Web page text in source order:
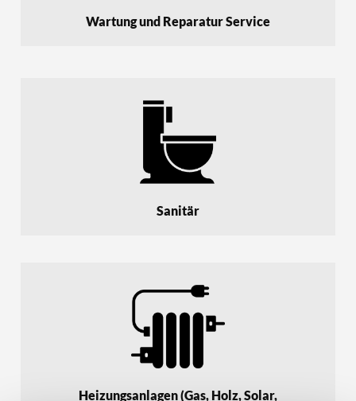
Wartung und Reparatur Service
Sanitär
Heizungsanlagen (Gas, Holz, Solar,